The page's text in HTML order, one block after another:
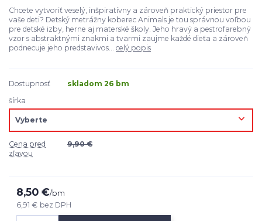
Chcete vytvoriť veselý, inšpiratívny a zároveň praktický priestor pre
vaše deti? Detský metrážny koberec Animals je tou správnou voľbou
pre detské izby, herne aj materské školy. Jeho hravý a pestrofarebný
vzor s abstraktnými znakmi a tvarmi zaujme každé dieťa a zároveň
podnecuje jeho predstavivos... celý popis
Dostupnosť
skladom 26 bm
šírka
Cena pred
zľavou
9,90 €
8,50 €/bm
6,91 € bez DPH